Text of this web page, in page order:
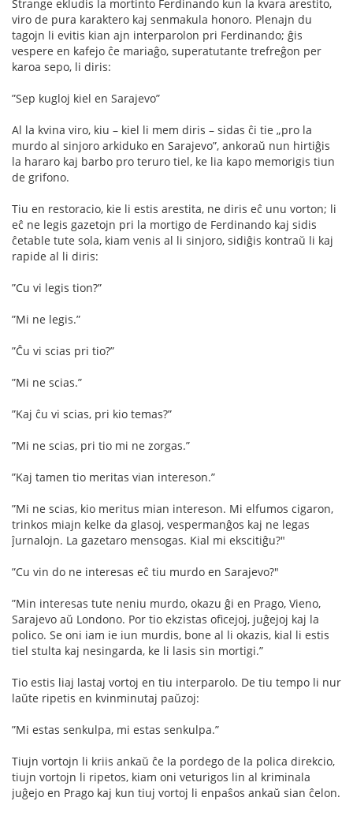
Strange ekludis la mortinto Ferdinando kun la kvara arestito,
viro de pura karaktero kaj senmakula honoro. Plenajn du
tagojn li evitis kian ajn interparolon pri Ferdinando; ĝis
vespere en kafejo ĉe mariaĝo, superatutante trefreĝon per
karoa sepo, li diris:
”Sep kugloj kiel en Sarajevo”
Al la kvina viro, kiu – kiel li mem diris – sidas ĉi tie „pro la
murdo al sinjoro arkiduko en Sarajevo”, ankoraŭ nun hirtiĝis
la hararo kaj barbo pro teruro tiel, ke lia kapo memorigis tiun
de grifono.
Tiu en restoracio, kie li estis arestita, ne diris eĉ unu vorton; li
eĉ ne legis gazetojn pri la mortigo de Ferdinando kaj sidis
ĉetable tute sola, kiam venis al li sinjoro, sidiĝis kontraŭ li kaj
rapide al li diris:
”Cu vi legis tion?”
”Mi ne legis.”
”Ĉu vi scias pri tio?”
”Mi ne scias.”
”Kaj ĉu vi scias, pri kio temas?”
”Mi ne scias, pri tio mi ne zorgas.”
”Kaj tamen tio meritas vian intereson.”
”Mi ne scias, kio meritus mian intereson. Mi elfumos cigaron,
trinkos miajn kelke da glasoj, vespermanĝos kaj ne legas
ĵurnalojn. La gazetaro mensogas. Kial mi ekscitiĝu?"
”Cu vin do ne interesas eĉ tiu murdo en Sarajevo?"
”Min interesas tute neniu murdo, okazu ĝi en Prago, Vieno,
Sarajevo aŭ Londono. Por tio ekzistas oﬁcejoj, juĝejoj kaj la
polico. Se oni iam ie iun murdis, bone al li okazis, kial li estis
tiel stulta kaj nesingarda, ke li lasis sin mortigi.”
Tio estis liaj lastaj vortoj en tiu interparolo. De tiu tempo li nur
laŭte ripetis en kvinminutaj paŭzoj:
”Mi estas senkulpa, mi estas senkulpa.”
Tiujn vortojn li kriis ankaŭ ĉe la pordego de la polica direkcio,
tiujn vortojn li ripetos, kiam oni veturigos lin al kriminala
juĝejo en Prago kaj kun tiuj vortoj li enpaŝos ankaŭ sian ĉelon.